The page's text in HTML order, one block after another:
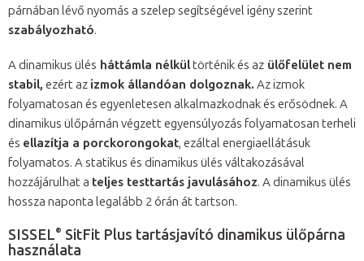
párnában lévő nyomás a szelep segítségével igény szerint
szabályozható.
A dinamikus ülés háttámla nélkültörténik és az ülőfelület nem
stabil, ezért az izmok állandóan dolgoznak. Az izmok
folyamatosan és egyenletesen alkalmazkodnak és erősödnek. A
dinamikus ülőpárnán végzett egyensúlyozás folyamatosan terheli
és ellazítja a porckorongokat, ezáltal energiaellátásuk
folyamatos. A statikus és dinamikus ülés váltakozásával
hozzájárulhat a teljes testtartás javulásához. A dinamikus ülés
hossza naponta legalább 2 órán át tartson.
SISSEL® SitFit Plus tartásjavító dinamikus ülőpárna
használata